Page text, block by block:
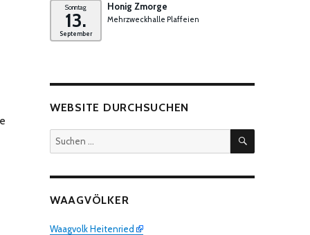
Sonntag
13.
September
Honig Zmorge
Mehrzweckhalle Plaffeien
WEBSITE DURCHSUCHEN
Suchen
SUCHEN
WAAGVÖLKER
Waagvolk Heitenried